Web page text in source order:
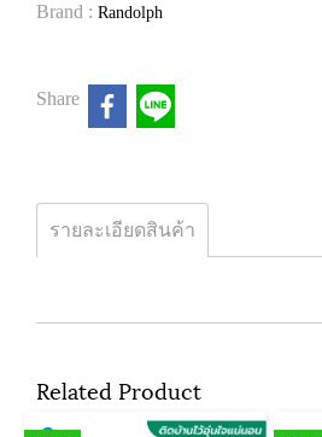
Brand : Randolph
Share
รายละเอียดสินค้า
Related Product